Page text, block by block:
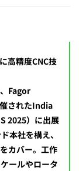
高精度CNC技
Fagor
されたIndia
2025）に出展
本社を構え、
カバー。工作
ールやロータ